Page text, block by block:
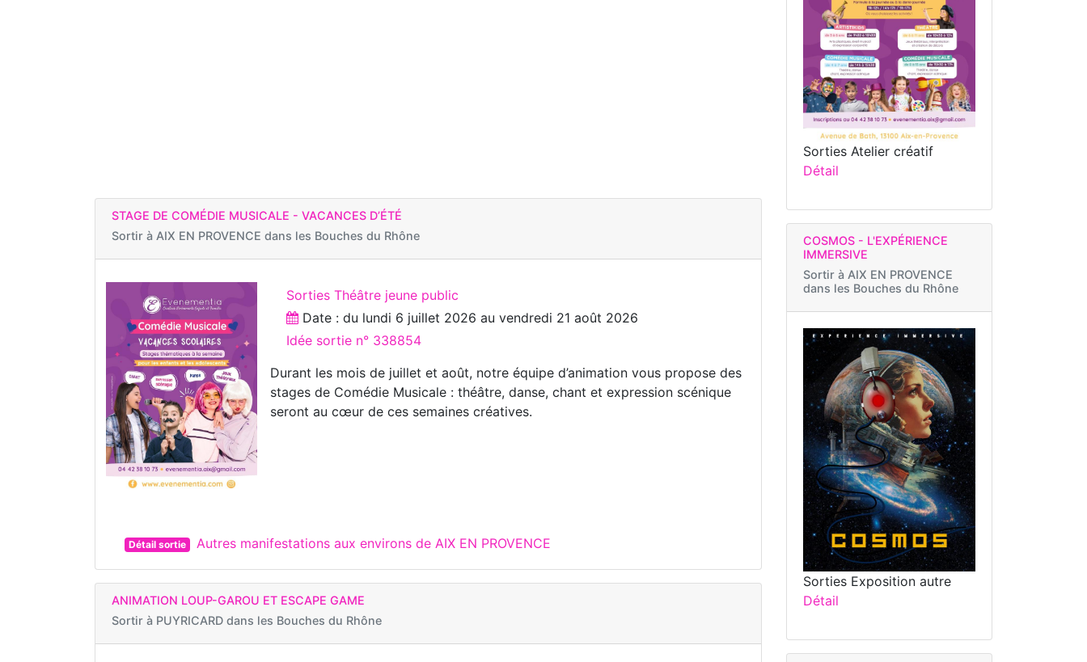
STAGE DE COMÉDIE MUSICALE - VACANCES D’ÉTÉ
Sortir à AIX EN PROVENCE dans les Bouches du Rhône
Sorties Théâtre jeune public
Date : du lundi 6 juillet 2026 auvendredi 21 août 2026
Idée sortie n° 338854
Durant les mois de juillet et août, notre équipe d’animation vous propose des
stages de Comédie Musicale : théâtre, danse, chant et expression scénique
seront au cœur de ces semaines créatives.
Détail sortie Autres manifestations aux environs de AIX EN PROVENCE
ANIMATION LOUP-GAROU ET ESCAPE GAME
Sortir à PUYRICARD dans les Bouches du Rhône
Sorties Atelier créatif
Détail
COSMOS - L'EXPÉRIENCE
IMMERSIVE
Sortir à AIX EN PROVENCE
dans les Bouches du Rhône
Sorties Exposition autre
Détail